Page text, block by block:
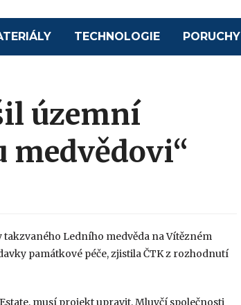
TECHNOLOGIE PORUCHY
územní
Ledního medvěda na Vítězném
památkové péče, zjistila ČTK z rozhodnutí
musí projekt upravit. Mluvčí společnosti